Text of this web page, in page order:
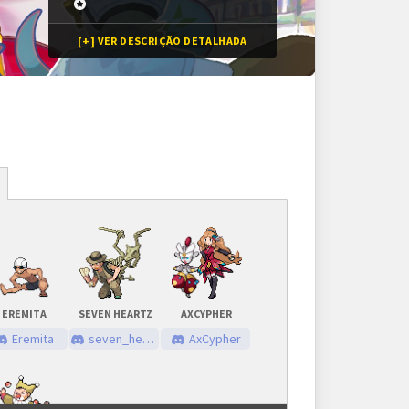
[+] VER DESCRIÇÃO DETALHADA
Inscrições encerradas
EREMITA
Eremita
SEVEN HEARTZ
seven_heartz
AXCYPHER
AxCypher